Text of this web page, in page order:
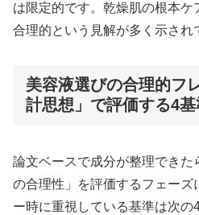
は限定的です。乾燥肌の根本
合理的という見解が多く示され
美容液選びの合理的フ
計思想」で評価する4基
論文ベースで成分が整理できた
の合理性」を評価するフェーズ
ー時に重視している基準は次の4